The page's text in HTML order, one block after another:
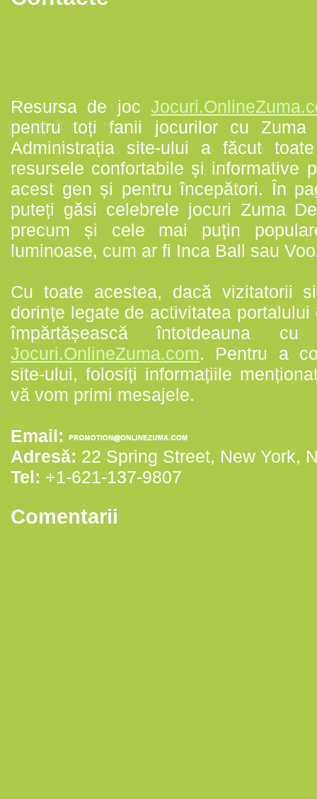
Resursa de joc
pentru toți fanii jocurilor cu
Administrația site-ului a făcut
resursele confortabile și informative
acest gen și pentru începători. În
puteți găsi celebrele jocuri Zuma
precum și cele mai puțin
luminoase, cum ar fi Inca Ball sau
Cu toate acestea, dacă vizitatorii
dorințe legate de activitatea
împărtășească întotdeauna cu
Jocuri.OnlineZuma.com. Pentru a
site-ului, folosiți informațiile
vă vom primi mesajele.
Email:
Adresă: 22 Spring Street, New York,
Tel: +1-621-137-9807
Comentarii